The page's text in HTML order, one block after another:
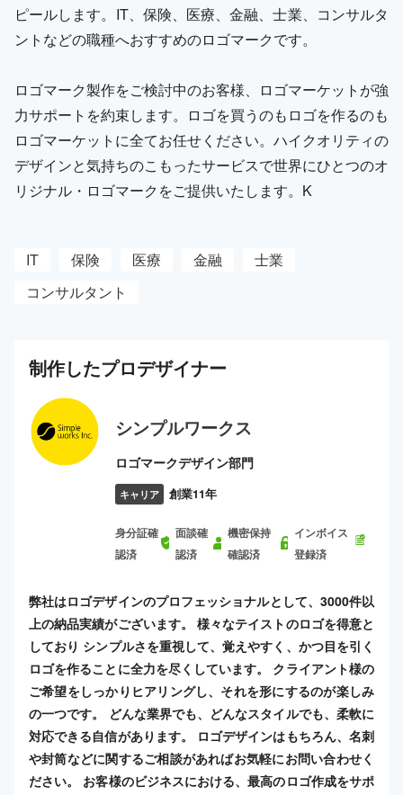
ピールします。IT、保険、医療、金融、士業、コンサルタ
ントなどの職種へおすすめのロゴマークです。
ロゴマーク製作をご検討中のお客様、ロゴマーケットが強
力サポートを約束します。ロゴを買うのもロゴを作るのも
ロゴマーケットに全てお任せください。ハイクオリティの
デザインと気持ちのこもったサービスで世界にひとつのオ
リジナル・ロゴマークをご提供いたします。K
IT 保険 医療 金融
士業
コンサルタント
制作したプロデザイナー
シンプルワークス
ロゴマークデザイン部門
キャリア 創業11年
身分証確
認済
面談確
認済
機密保持
確認済
インボイス
登録済
弊社はロゴデザインのプロフェッショナルとして、3000件以
上の納品実績がございます。 様々なテイストのロゴを得意と
しており シンプルさを重視して、覚えやすく、かつ目を引く
ロゴを作ることに全力を尽くしています。 クライアント様の
ご希望をしっかりヒアリングし、それを形にするのが楽しみ
の一つです。 どんな業界でも、どんなスタイルでも、柔軟に
対応できる自信があります。 ロゴデザインはもちろん、名刺
や封筒などに関するご相談があればお気軽にお問い合わせく
ださい。 お客様のビジネスにおける、最高のロゴ作成をサポ